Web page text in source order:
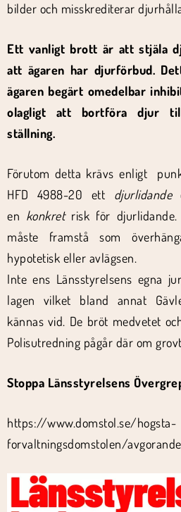
bilder och misskrediterar
Ett vanligt brott är att stjäla
att ägaren har djurförbud.
ägaren begärt omedelbar
olagligt att bortföra djur
ställning.
Förutom detta krävs enligt
HFD 4988-20 ett djurlidande
en konkretrisk för djurlidande.
måste framstå som
hypotetisk eller avlägsen.
Inte ens Länsstyrelsens egna
lagen vilket bland annat
kännas vid. De bröt medvetet
Polisutredning pågår där om
Stoppa Länsstyrelsens
https://www.domstol.se/hogsta-
forvaltningsdomstolen/